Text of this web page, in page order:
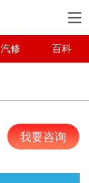
汽修 百科
我要咨询